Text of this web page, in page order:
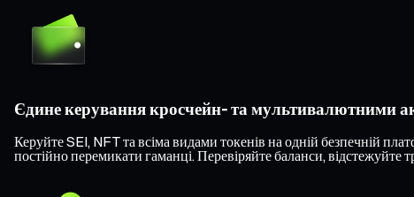
Єдине керування кросчейн- та мультивалютними
Керуйте SEI, NFT та всіма видами токенів на одній безпечній
постійно перемикати гаманці. Перевіряйте баланси, відстежуйте